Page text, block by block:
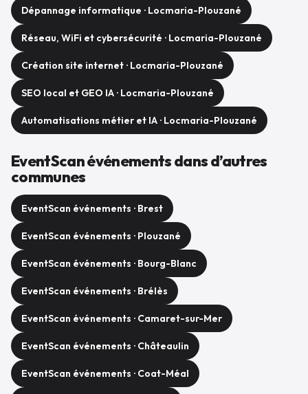
Dépannage informatique · Locmaria-Plouzané
Réseau, WiFi et cybersécurité · Locmaria-Plouzané
Création site internet · Locmaria-Plouzané
SEO local et GEO IA · Locmaria-Plouzané
Automatisations métier et IA · Locmaria-Plouzané
EventScan événements dans d’autres
communes
EventScan événements · Brest
EventScan événements · Plouzané
EventScan événements · Bourg-Blanc
EventScan événements · Brélès
EventScan événements · Camaret-sur-Mer
EventScan événements · Châteaulin
EventScan événements · Coat-Méal